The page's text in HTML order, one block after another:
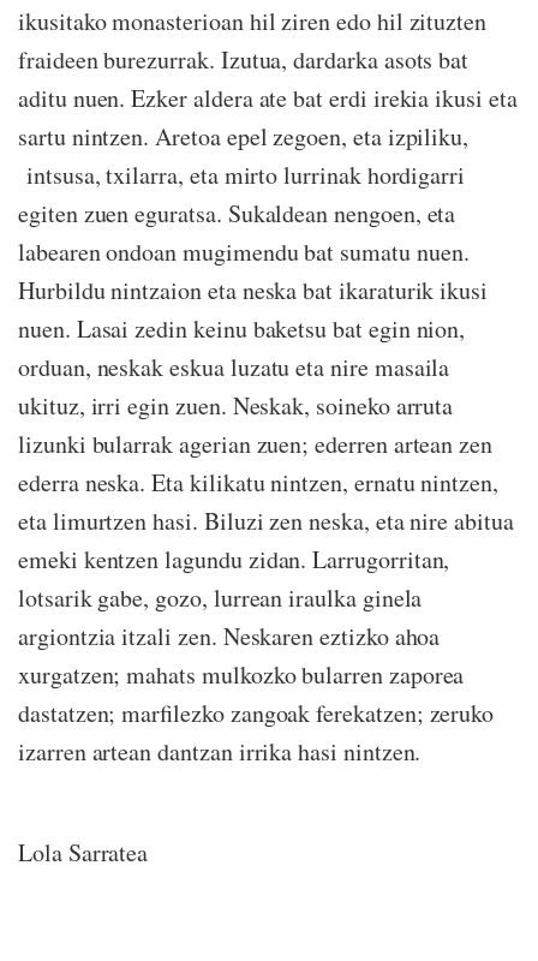
ikusitako monasterioan hil ziren edo hil zituzten
fraideen burezurrak. Izutua, dardarka asots bat
aditu nuen. Ezker aldera ate bat erdi irekia ikusi eta
sartu nintzen. Aretoa epel zegoen, eta izpiliku,
intsusa, txilarra, eta mirto lurrinak hordigarri
egiten zuen eguratsa. Sukaldean nengoen, eta
labearen ondoan mugimendu bat sumatu nuen.
Hurbildu nintzaion eta neska bat ikaraturik ikusi
nuen. Lasai zedin keinu baketsu bat egin nion,
orduan, neskak eskua luzatu eta nire masaila
ukituz, irri egin zuen. Neskak, soineko arruta
lizunki bularrak agerian zuen; ederren artean zen
ederra neska. Eta kilikatu nintzen, ernatu nintzen,
eta limurtzen hasi. Biluzi zen neska, eta nire abitua
emeki kentzen lagundu zidan. Larrugorritan,
lotsarik gabe, gozo, lurrean iraulka ginela
argiontzia itzali zen. Neskaren eztizko ahoa
xurgatzen; mahats mulkozko bularren zaporea
dastatzen; marfilezko zangoak ferekatzen; zeruko
izarren artean dantzan irrika hasi nintzen.
Lola Sarratea